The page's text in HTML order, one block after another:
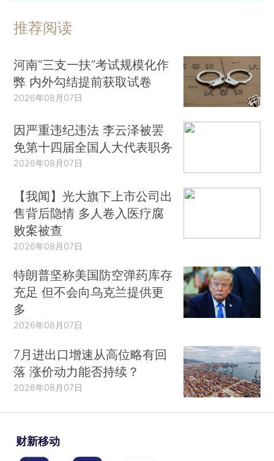
推荐阅读
河南“三支一扶”考试规模化作
弊 内外勾结提前获取试卷
2026年08月07日
因严重违纪违法 李云泽被罢
免第十四届全国人大代表职务
2026年08月07日
【我闻】光大旗下上市公司出
售背后隐情 多人卷入医疗腐
败案被查
2026年08月07日
特朗普坚称美国防空弹药库存
充足 但不会向乌克兰提供更
多
2026年08月07日
7月进出口增速从高位略有回
落 涨价动力能否持续？
2026年08月07日
财新移动